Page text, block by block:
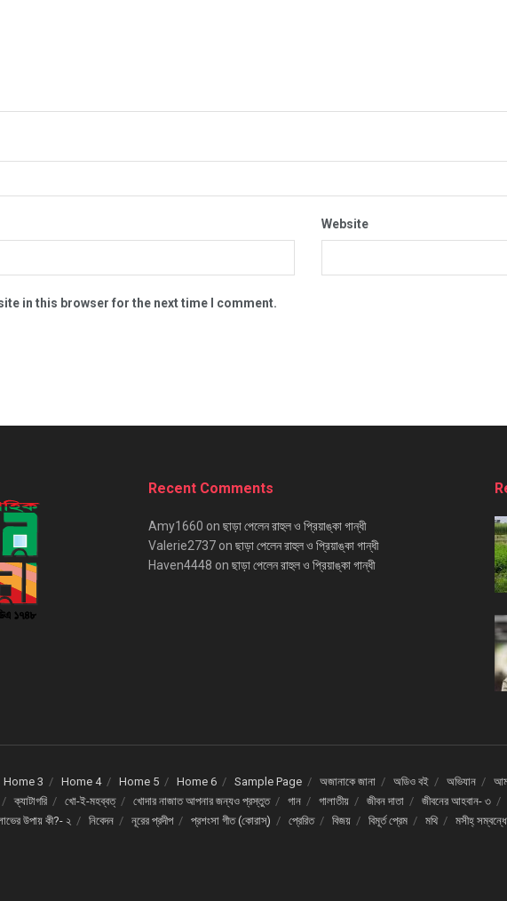
Website
in this browser for the next time I comment.
Recent Comments
Amy1660 on ছাড়া পেলেন রাহুল ও প্রিয়াঙ্কা গান্ধী
Valerie2737 on ছাড়া পেলেন রাহুল ও প্রিয়াঙ্কা গান্ধী
Haven4448 on ছাড়া পেলেন রাহুল ও প্রিয়াঙ্কা গান্ধী
Home 3 Home 4 Home 5 Home 6 Sample Page অজানাকে জানা অডিও বই অভিযান
ক্যাটাগরি খো-ই-মহব্বত্ খোদার নাজাত আপনার জন্যও প্রস্তুত গান গালাতীয় জীবন দাতা জীবনের আহবান- ৩
উপায় কী?- ২ নিবেদন নূরের প্রদীপ প্রশংসা গীত (কোরাস্) প্রেরিত বিজয় বিমূর্ত প্রেম মথি মসীহ্